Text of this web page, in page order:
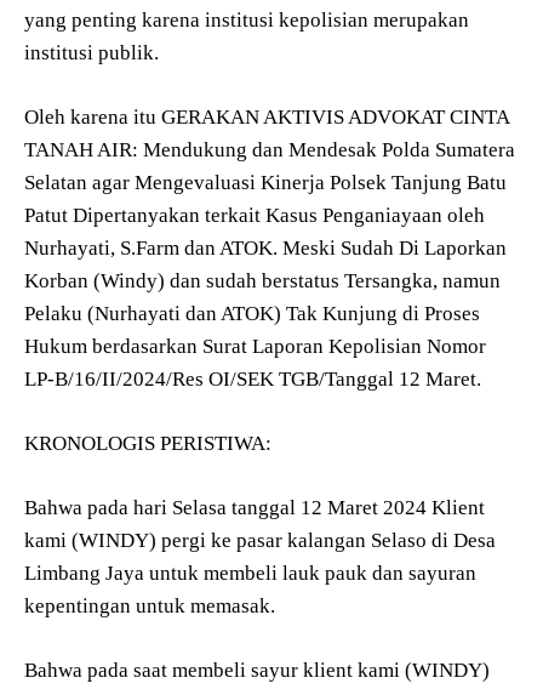
yang penting karena institusi kepolisian merupakan
institusi publik.
Oleh karena itu GERAKAN AKTIVIS ADVOKAT CINTA
TANAH AIR: Mendukung dan Mendesak Polda Sumatera
Selatan agar Mengevaluasi Kinerja Polsek Tanjung Batu
Patut Dipertanyakan terkait Kasus Penganiayaan oleh
Nurhayati, S.Farm dan ATOK. Meski Sudah Di Laporkan
Korban (Windy) dan sudah berstatus Tersangka, namun
Pelaku (Nurhayati dan ATOK) Tak Kunjung di Proses
Hukum berdasarkan Surat Laporan Kepolisian Nomor
LP-B/16/II/2024/Res OI/SEK TGB/Tanggal 12 Maret.
KRONOLOGIS PERISTIWA:
Bahwa pada hari Selasa tanggal 12 Maret 2024 Klient
kami (WINDY) pergi ke pasar kalangan Selaso di Desa
Limbang Jaya untuk membeli lauk pauk dan sayuran
kepentingan untuk memasak.
Bahwa pada saat membeli sayur klient kami (WINDY)